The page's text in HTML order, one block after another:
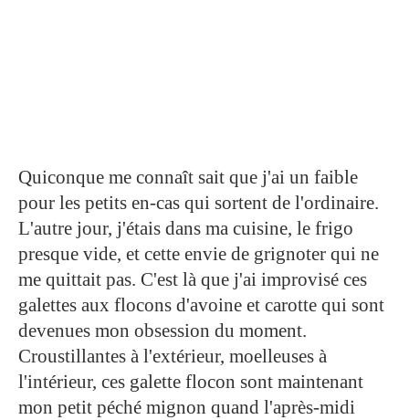
Quiconque me connaît sait que j'ai un faible
pour les petits en-cas qui sortent de l'ordinaire.
L'autre jour, j'étais dans ma cuisine, le frigo
presque vide, et cette envie de grignoter qui ne
me quittait pas. C'est là que j'ai improvisé ces
galettes aux flocons d'avoine et carotte qui sont
devenues mon obsession du moment.
Croustillantes à l'extérieur, moelleuses à
l'intérieur, ces galette flocon sont maintenant
mon petit péché mignon quand l'après-midi